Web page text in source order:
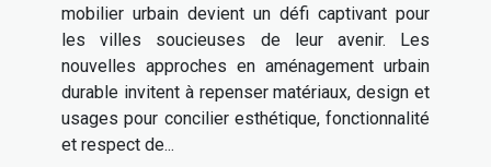
mobilier urbain devient un défi captivant pour
les villes soucieuses de leur avenir. Les
nouvelles approches en aménagement urbain
durable invitent à repenser matériaux, design et
usages pour concilier esthétique, fonctionnalité
et respect de...